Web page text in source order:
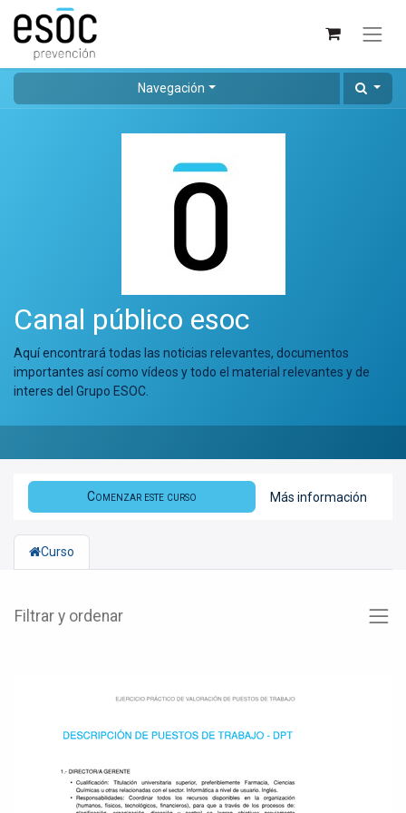
Navegación
Canal público esoc
Aquí encontrará todas las noticias relevantes, documentos
importantes así como vídeos y todo el material relevantes y de
interes del Grupo ESOC.
Comenzar este curso Más información
Curso
Filtrar y ordenar